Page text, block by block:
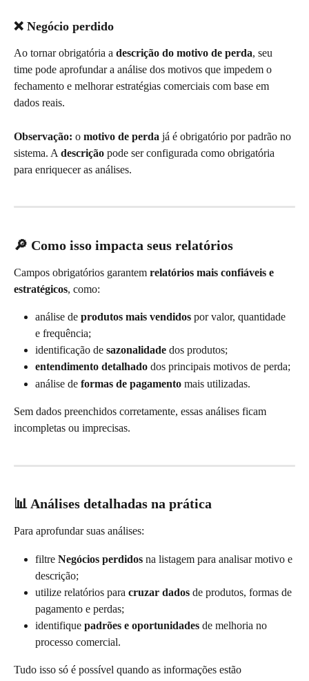
❌ Negócio perdido
Ao tornar obrigatória a descrição do motivo de perda, seu
time pode aprofundar a análise dos motivos que impedem o
fechamento e melhorar estratégias comerciais com base em
dados reais.
Observação: o motivo de perda já é obrigatório por padrão no
sistema. A descrição pode ser configurada como obrigatória
para enriquecer as análises.
🔎 Como isso impacta seus relatórios
Campos obrigatórios garantem relatórios mais confiáveis e
estratégicos, como:
análise de produtos mais vendidos por valor, quantidade
e frequência;
identificação de sazonalidade dos produtos;
entendimento detalhado dos principais motivos de perda;
análise de formas de pagamento mais utilizadas.
Sem dados preenchidos corretamente, essas análises ficam
incompletas ou imprecisas.
📊 Análises detalhadas na prática
Para aprofundar suas análises:
filtre Negócios perdidos na listagem para analisar motivo e
descrição;
utilize relatórios para cruzar dados de produtos, formas de
pagamento e perdas;
identifique padrões e oportunidades de melhoria no
processo comercial.
Tudo isso só é possível quando as informações estão